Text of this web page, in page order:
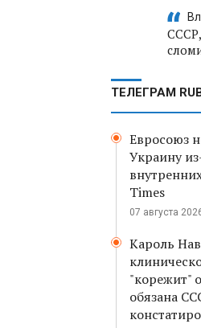
ТЕЛЕГРАМ
Евросоюз
Украину
Times
07 августа
Кароль
"корежит"
обязана